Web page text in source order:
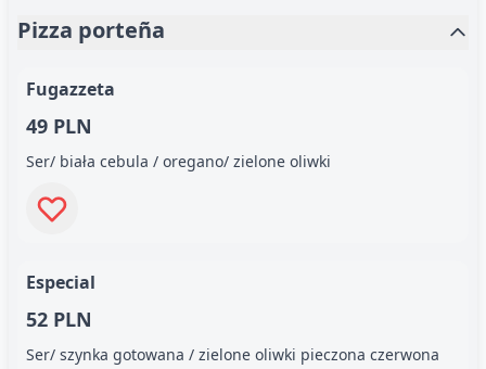
Pizza porteña
Fugazzeta
49 PLN
Ser/ biała cebula / oregano/ zielone oliwki
Especial
52 PLN
Ser/ szynka gotowana / zielone oliwki pieczona czerwona